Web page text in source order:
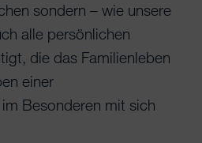
sondern – wie unsere
alle persönlichen
die das Familienleben
einer
Besonderen mit sich